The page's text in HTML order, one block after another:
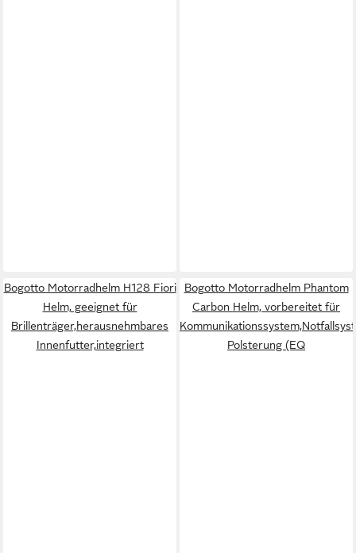
Bogotto Motorradhelm H128 Fiori
Helm, geeignet für
Brillenträger,herausnehmbares
Innenfutter,integriert
Bogotto Motorradhelm Phantom
Carbon Helm, vorbereitet für
Polsterung (EQ